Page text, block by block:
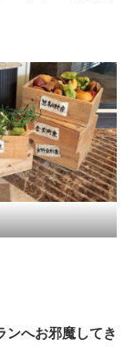
ンへお邪魔してき